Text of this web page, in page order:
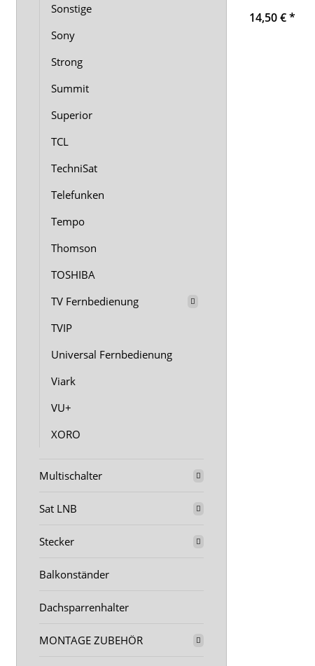
14,50 €*
Sonstige
Sony
Strong
Summit
Superior
TCL
TechniSat
Telefunken
Tempo
Thomson
TOSHIBA
TV Fernbedienung
TVIP
Universal Fernbedienung
Viark
VU+
XORO
Multischalter
Sat LNB
Stecker
Balkonständer
Dachsparrenhalter
MONTAGE ZUBEHÖR